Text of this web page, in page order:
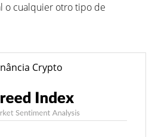
o cualquier otro tipo de
Crypto